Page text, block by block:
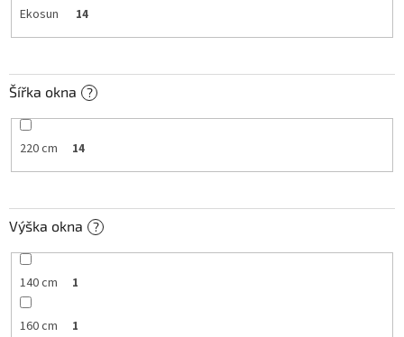
Ekosun 14
Šířka okna ?
220 cm 14
Výška okna ?
140 cm 1
160 cm 1